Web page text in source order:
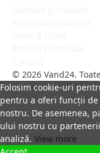
© 2026 Vand24.
Folosim cookie-uri
pentru a oferi funcții
nostru. De asemenea,
ului nostru cu
analiză. View more